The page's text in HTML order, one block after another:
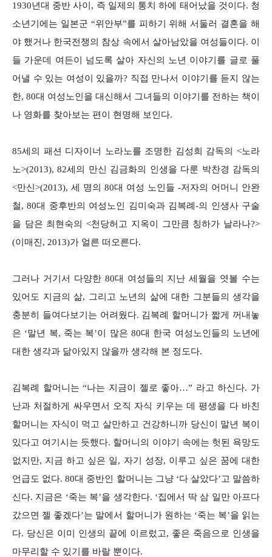
1930년대 중반 사이, 즉 일제의 통치 하에 태어났을 것이다. 청
소년기에는 일본군 “위안부”를 피하기 위해 서둘러 결혼을 해
야 했거나 한국전쟁의 참상 속에서 살아남았을 여성들이다. 이
들 가운데 여든이 넘도록 살아 자신의 노년 이야기를 글로 풀
어낼 수 있는 여성이 있을까? 직접 만나서 이야기를 듣지 않는
한, 80대 여성노인을 대신해서 그녀들의 이야기를 전하는 책이
나 영화를 찾아보는 편이 현명해 보인다.
85세의 패션 디자이너 노라노를 조명한 김성희 감독의 <노라
노>(2013), 82세의 만신 김금화의 인생을 다룬 박찬경 감독의
<만신>(2013), 세 명의 80대 여성 노인들 -저자의 어머니 안완
철, 80대 중후반의 여성노인 김미숙과 김복례-의 인생사 구술
을 담은 최현숙의 <천당허고 지옥이 그만큼 칭하가 날라나?>
(이매진, 2013)가 얼른 떠오른다.
그러나 거기서 다양한 80대 여성들의 지난 세월을 엿볼 수는
있어도 지금의 삶, 그리고 노년의 삶에 대한 그분들의 생각을
충분히 들여다보기는 어려웠다. 김복례 할머니가 짧게 꺼내놓
은 ‘말년 복, 죽는 복’이 많은 80대 한국 여성노인들의 노년에
대한 생각과 닮아있지 않을까 생각해 본 정도다.
김복례 할머니는 “나는 지금이 젤로 좋아…” 라고 하신다. 가
난과 처절하게 싸우면서 오직 자식 키우는 데 평생을 다 바친
할머니는 자식이 먹고 살만하고 건강하니까 당신이 말년 복이
있다고 여기시는 듯했다. 할머니의 이야기 속에는 헛된 욕망도
없지만, 지금 하고 싶은 일, 자기 성장, 이루고 싶은 꿈에 대한
언급도 없다. 80대 중반인 할머니는 그냥 ‘다 살았다’고 말씀하
신다. 지금은 ‘죽는 복’을 생각한다. ‘집에서 딱 삼 일만 아프다
갔으면 젤 좋겠다’는 말에서 할머니가 원하는 ‘죽는 복’을 읽는
다. 당신은 이미 인생의 끝에 이르렀고, 좋은 죽음으로 인생을
마무리할 수 있기를 바랄 뿐이다.